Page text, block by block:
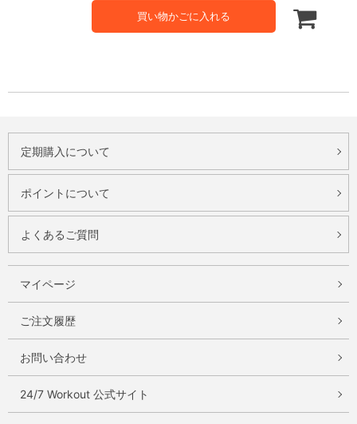
買い物かごに入れる
定期購入について
ポイントについて
よくあるご質問
マイページ
ご注文履歴
お問い合わせ
24/7 Workout 公式サイト